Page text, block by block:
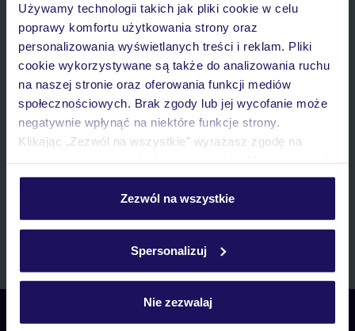
Używamy technologii takich jak pliki cookie w celu
poprawy komfortu użytkowania strony oraz
personalizowania wyświetlanych treści i reklam. Pliki
cookie wykorzystywane są także do analizowania ruchu
na naszej stronie oraz oferowania funkcji mediów
społecznościowych. Brak zgody lub jej wycofanie może
negatywnie wpłynąć na niektóre funkcje strony.
Klikając „Zezwól na wszystkie” wyrażasz zgodę na
personalizować swój wybór wchodząc w zakładkę
Szczegółowe informacje o plikach cookie znajdziesz
Zezwól na wszystkie
Spersonalizuj
Nie zezwalaj
Zapisz się do newslettera
IMIĘ*
E-MAIL*
Wyrażam zgodę na przetwarzanie danych osobowych przez TUI
marketingowych, w zakresie oraz celu wskazanym w„Informacji o
przetwarzaniu danych osobowych”, poprzez elektroniczną formę
systemów wywołujących.
Zapisz się
Skontaktuj się z nami